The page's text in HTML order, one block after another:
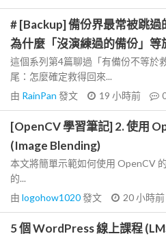
# [Backup] 備份界最常被跳
為什麼「沒演練過的備份」等
這個系列第4篇聊過「有備份不等於
尾：怎麼確定救得回來...
由 RainPan 發文 19 小時前
[OpenCV 學習筆記] 2. 使用
(Image Blending)
本文將簡單示範如何使用 OpenCV
的...
由 logohow1020發文 20 小時前
5 個 WordPress 線上課程